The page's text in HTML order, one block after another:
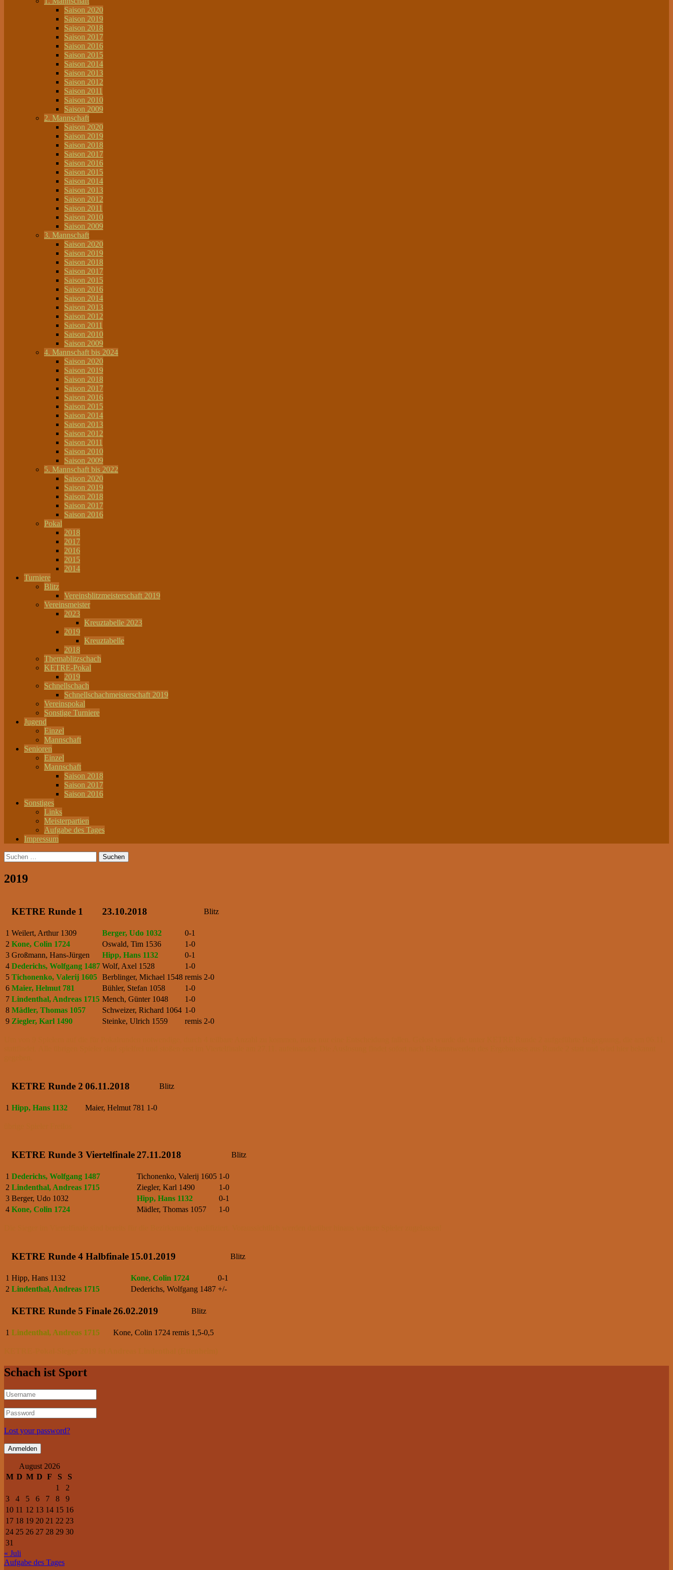
Saison 2020
Saison 2019
Saison 2018
Saison 2017
Saison 2016
Saison 2015
Saison 2014
Saison 2013
Saison 2012
Saison 2011
Saison 2010
Saison 2009
2. Mannschaft
Saison 2020
Saison 2019
Saison 2018
Saison 2017
Saison 2016
Saison 2015
Saison 2014
Saison 2013
Saison 2012
Saison 2011
Saison 2010
Saison 2009
3. Mannschaft
Saison 2020
Saison 2019
Saison 2018
Saison 2017
Saison 2015
Saison 2016
Saison 2014
Saison 2013
Saison 2012
Saison 2011
Saison 2010
Saison 2009
4. Mannschaft bis 2024
Saison 2020
Saison 2019
Saison 2018
Saison 2017
Saison 2016
Saison 2015
Saison 2014
Saison 2013
Saison 2012
Saison 2011
Saison 2010
Saison 2009
5. Mannschaft bis 2022
Saison 2020
Saison 2019
Saison 2018
Saison 2017
Saison 2016
Pokal
2018
2017
2016
2015
2014
Turniere
Blitz
Vereinsblitzmeisterschaft 2019
Vereinsmeister
2023
Kreuztabelle 2023
2019
Kreuztabelle
2018
Themablitzschach
KETRE-Pokal
2019
Schnellschach
Schnellschachmeisterschaft 2019
Vereinspokal
Sonstige Turniere
Jugend
Einzel
Mannschaft
Senioren
Einzel
Mannschaft
Saison 2018
Saison 2017
Saison 2016
Sonstiges
Links
Meisterpartien
Aufgabe des Tages
Impressum
Suchen
nach:
2019
KETRE Runde 1 23.10.2018 Blitz
1 Weilert, Arthur 1309 Berger, Udo 1032
0-1
2 Kone, Colin 1724 Oswald, Tim 1536
1-0
3 Großmann, Hans-Jürgen Hipp, Hans 1132
0-1
4 Dederichs, Wolfgang 1487 Wolf, Axel 1528
1-0
5 Tichonenko, Valerij 1605 Berblinger, Michael 1548 remis 2-0
6 Maier, Helmut 781 Bühler, Stefan 1058
1-0
7 Lindenthal, Andreas 1715 Mench, Günter 1048
1-0
8 Mädler, Thomas 1057 Schweizer, Richard 1064 1-0
9 Ziegler, Karl 1490 Steinke, Ulrich 1559 remis 2-0
KETRE Runde 2 06.11.2018 Blitz
1 Hipp, Hans 1132 Maier, Helmut 781 1-0
KETRE Runde 3 Viertelfinale27.11.2018 Blitz
1 Dederichs, Wolfgang 1487 Tichonenko, Valerij 1605 1-0
2 Lindenthal, Andreas 1715 Ziegler, Karl 1490
1-0
3 Berger, Udo 1032 Hipp, Hans 1132
0-1
4 Kone, Colin 1724 Mädler, Thomas 1057 1-0
KETRE Runde 4 Halbfinale 15.01.2019 Blitz
1 Hipp, Hans 1132 Kone, Colin 1724
0-1
2 Lindenthal, Andreas 1715 Dederichs, Wolfgang 1487 +/-
KETRE Runde 5 Finale26.02.2019 Blitz
1 Lindenthal, Andreas 1715 Kone, Colin 1724 remis 1,5-0,5
Schach ist Sport
Lost your password?
August 2026
M D M D F S
S
1
2
3
4 5 6 7 8
9
10 11 12 13 14 15 16
17 18 19 20 21 22 23
24 25 26 27 28 29 30
31
« Juli
Aufgabe des Tages